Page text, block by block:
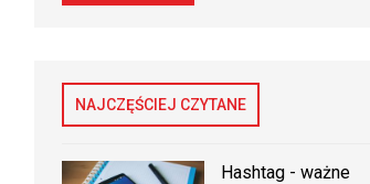
NAJCZĘŚCIEJ CZYTANE
Hashtag - ważne